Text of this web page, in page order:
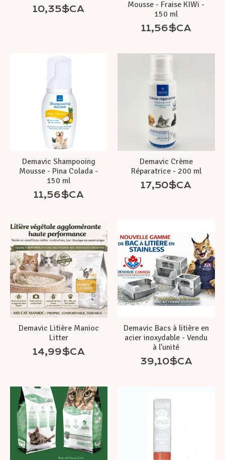
10,35$CA
Mousse - Fraise KIWi -
150 ml
11,56$CA
Demavic Shampooing
Mousse - Pina Colada -
150 ml
11,56$CA
Demavic Crème
Réparatrice - 200 ml
17,50$CA
Demavic Litière Manioc
Litter
14,99$CA
Demavic Bacs à litière en
acier inoxydable - Vendu
à l'unité
39,10$CA